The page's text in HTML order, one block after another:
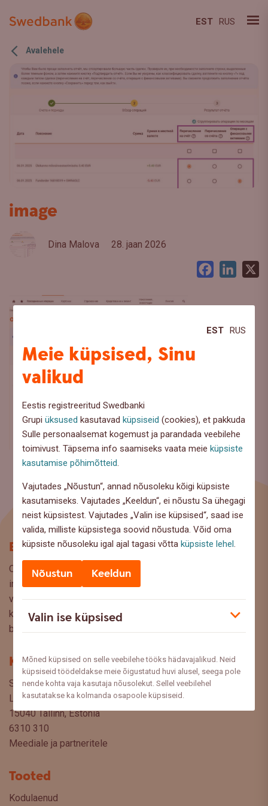
EST RUS
Meie küpsised, Sinu
valikud
Eestis registreeritud Swedbanki
Grupiüksused kasutavadküpsiseid (cookies), et pakkuda
Sulle personaalsemat kogemust ja parandada veebilehe
toimivust. Täpsema info saamiseks vaata meieküpsiste
kasutamise põhimõtteid.
Vajutades „Nõustun“, annad nõusoleku kõigi küpsiste
kasutamiseks. Vajutades „Keeldun“, ei nõustu Sa ühegagi
neist küpsistest. Vajutades „Valin ise küpsised“, saad ise
valida, milliste küpsistega soovid nõustuda. Võid oma
küpsiste nõusoleku igal ajal tagasi võttaküpsiste lehel.
Nõustun Keeldun
Valin ise küpsised
Mõned küpsised on selle veebilehe tööks hädavajalikud. Neid
küpsiseid töödeldakse meie õigustatud huvi alusel, seega pole
nende kohta vaja kasutaja nõusolekut. Sellel veebilehel
kasutatakse ka kolmanda osapoole küpsiseid.
EST RUS
Avalehele
image
Dina Malova 28. jaan 2026
Facebook
Blogi
Oled Swedbanki blogi lehel, kus pakume lugejaile huvitavat
infot ja kasulikke nõuandeid, et saaksite teha kaalutud
valikuid oma rahaasjade korraldamisel. Ootame väga teie
küsimusi, ettepanekuid ja arvamusi, millistel teemadel siit
blogist lugeda sooviksite: meedia@swedbank.ee.
Kontakt
Swedbank AS
Liivalaia 34
15040 Tallinn, Estonia
6310 310
Meediale ja partneritele
Tooted
Kodulaenud